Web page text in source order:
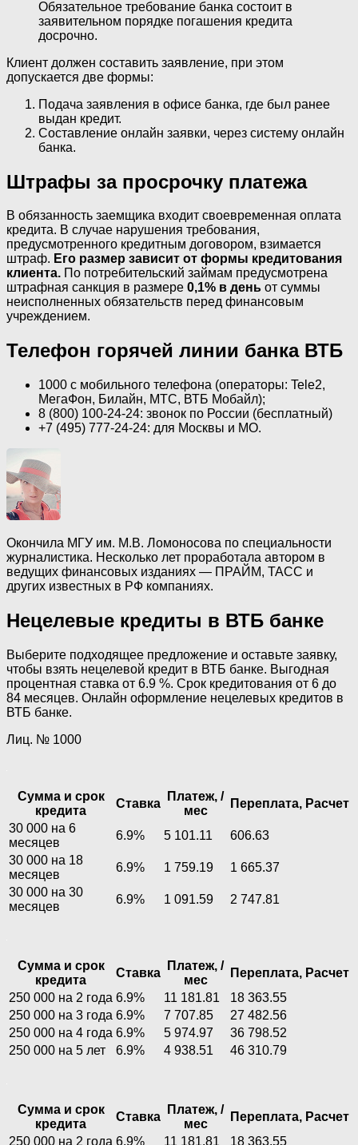
Обязательное требование банка состоит в
заявительном порядке погашения кредита
досрочно.
Клиент должен составить заявление, при этом
допускается две формы:
Подача заявления в офисе банка, где был ранее
выдан кредит.
Составление онлайн заявки, через систему онлайн
банка.
Штрафы за просрочку платежа
В обязанность заемщика входит своевременная оплата
кредита. В случае нарушения требования,
предусмотренного кредитным договором, взимается
штраф. Его размер зависит от формы кредитования
клиента. По потребительский займам предусмотрена
штрафная санкция в размере 0,1% в день от суммы
неисполненных обязательств перед финансовым
учреждением.
Телефон горячей линии банка ВТБ
1000 с мобильного телефона (операторы: Tele2,
МегаФон, Билайн, МТС, ВТБ Мобайл);
8 (800) 100-24-24: звонок по России (бесплатный)
+7 (495) 777-24-24: для Москвы и МО.
Окончила МГУ им. М.В. Ломоносова по специальности
журналистика. Несколько лет проработала автором в
ведущих финансовых изданиях — ПРАЙМ, ТАСС и
других известных в РФ компаниях.
Нецелевые кредиты в ВТБ банке
Выберите подходящее предложение и оставьте заявку,
чтобы взять нецелевой кредит в ВТБ банке. Выгодная
процентная ставка от 6.9 %. Срок кредитования от 6 до
84 месяцев. Онлайн оформление нецелевых кредитов в
ВТБ банке.
Лиц. № 1000
Сумма и срок
кредита
Ставка
Платеж, /
мес
Переплата, Расчет
30 000 на 6
месяцев
6.9% 5 101.11
606.63
30 000 на 18
месяцев
6.9% 1 759.19
1 665.37
30 000 на 30
месяцев
6.9% 1 091.59 2 747.81
Сумма и срок
кредита
Ставка
Платеж, /
мес
Переплата, Расчет
250 000 на 2 года 6.9% 11 181.81
18 363.55
250 000 на 3 года 6.9% 7 707.85
27 482.56
250 000 на 4 года 6.9% 5 974.97
36 798.52
250 000 на 5 лет
6.9% 4 938.51 46 310.79
Сумма и срок
кредита
Ставка
Платеж, /
мес
Переплата, Расчет
250 000 на 2 года 6.9% 11 181.81
18 363.55